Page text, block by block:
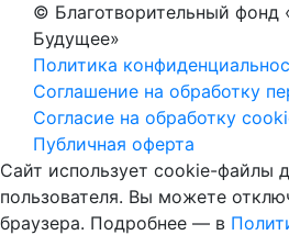
© Благотворительный фонд
Будущее»
Политика
Соглашение на обработку
Согласие на обработку
Публичная оферта
Сайт использует cookie-файлы
пользователя. Вы можете
браузера. Подробнее — в